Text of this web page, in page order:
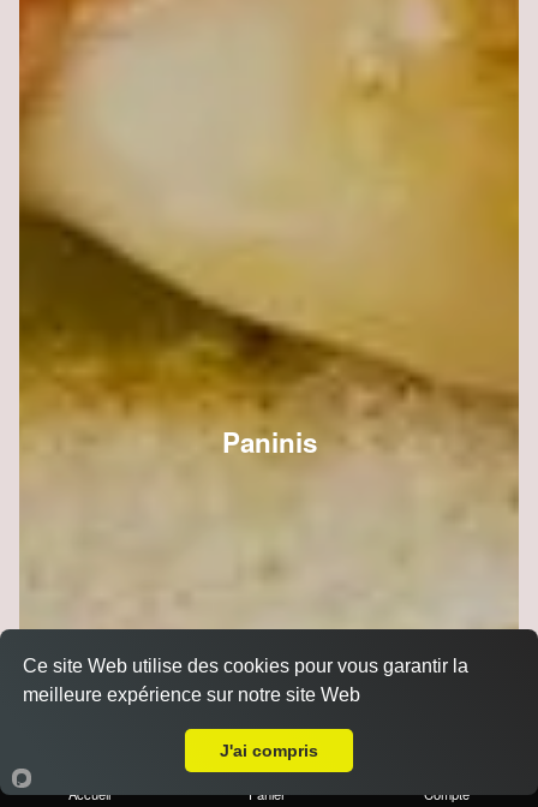
Paninis
Accueil Panier Compte
Ce site Web utilise des cookies pour vous garantir la
meilleure expérience sur notre site Web
J'ai compris